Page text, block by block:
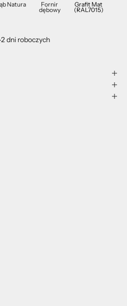
Natura Fornir
dębowy
Grafit Mat
(RAL7015)
2 dni roboczych